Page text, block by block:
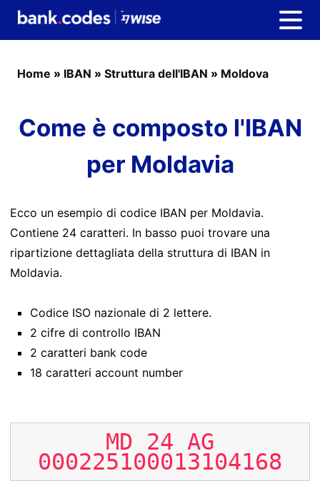
Home » IBAN » Struttura dell'IBAN » Moldova
Come è composto l'IBAN
per Moldavia
Ecco un esempio di codice IBAN per Moldavia.
Contiene 24 caratteri. In basso puoi trovare una
ripartizione dettagliata della struttura di IBAN in
Moldavia.
Codice ISO nazionale di 2 lettere.
2 cifre di controllo IBAN
2 caratteri bank code
18 caratteri account number
MD 24 AG
000225100013104168